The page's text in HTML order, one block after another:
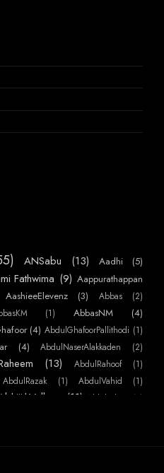
പ്രസവം
ANSabu (13) Aadhi
(5)
Fathwima (9) Aappurathappan
AashieeElevenz (3) Abbas (2)
(1) AbbasNM (4)
(4) AbdulGhafoorPallithodi (1)
(4) AbdulNaserAlakkaden (2)
(13) AbdulRahoof (1)
AbdulRazak (1) AbdulVahid (1)
AbhijithVelloor (11) AbhilashKP
(1)